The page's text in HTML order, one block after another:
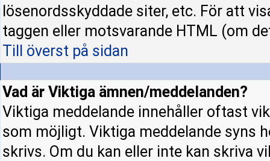
lösenordsskyddade siter, etc. För att
taggen eller motsvarande HTML (om
Till överst på sidan
Vad är Viktiga ämnen/meddelanden?
Viktiga meddelande innehåller oftast
som möjligt. Viktiga meddelande syns
skrivs. Om du kan eller inte kan skriva